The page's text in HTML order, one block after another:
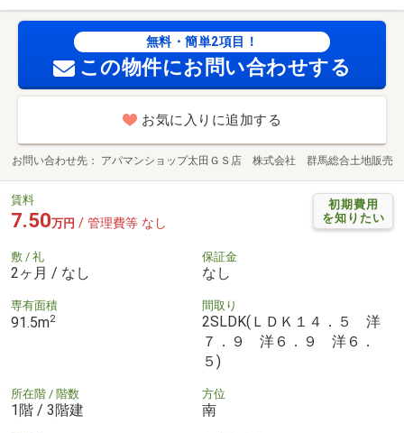
無料・簡単2項目！
この物件にお問い合わせする
お気に入りに追加する
お問い合わせ先 アパマンショップ太田ＧＳ店 株式会社 群馬総合土地販売
初期費用
を知りたい
賃料
7.50万円 / 管理費等 なし
敷 / 礼
2ヶ月 / なし
保証金
なし
専有面積
91.5m2
間取り
2SLDK(ＬＤＫ１４．５ 洋
７．９ 洋６．９ 洋６．
５)
所在階 / 階数
1階 / 3階建
方位
南